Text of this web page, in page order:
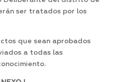
ser tratados por los
que sean aprobados
a todas las